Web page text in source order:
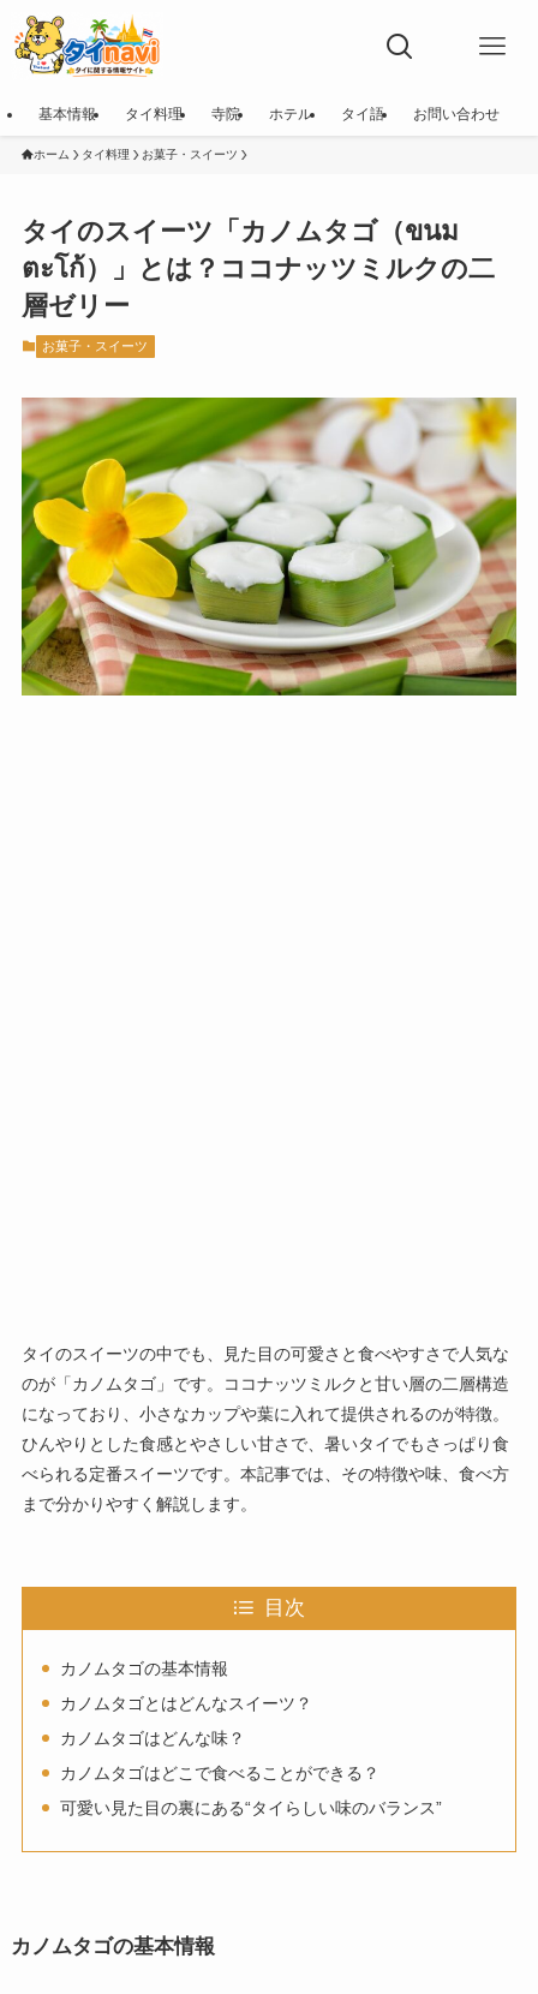
基本情報 タイ料理 寺院 ホテル タイ語 お問い合わせ
ホーム タイ料理 お菓子・スイーツ
タイのスイーツ「カノムタゴ（ขนม
ตะโก้）」とは？ココナッツミルクの二
層ゼリー
お菓子・スイーツ
タイのスイーツの中でも、見た目の可愛さと食べやすさで人気な
のが「カノムタゴ」です。ココナッツミルクと甘い層の二層構造
になっており、小さなカップや葉に入れて提供されるのが特徴。
ひんやりとした食感とやさしい甘さで、暑いタイでもさっぱり食
べられる定番スイーツです。本記事では、その特徴や味、食べ方
まで分かりやすく解説します。
目次
カノムタゴの基本情報
カノムタゴとはどんなスイーツ？
カノムタゴはどんな味？
カノムタゴはどこで食べることができる？
可愛い見た目の裏にある“タイらしい味のバランス”
カノムタゴの基本情報